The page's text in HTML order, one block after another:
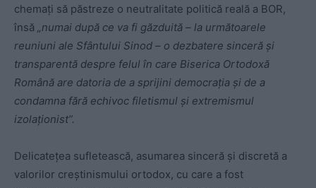
chemați să păstreze o neutralitate politică reală a BOR,
însă „numai după ce va fi găzduită – la următoarele
reuniuni ale Sfântului Sinod – o dezbatere sinceră și
transparentă despre felul în care Biserica Ortodoxă
Română are datoria de a sprijini democrația și de a
condamna fără echivoc filetismul și extremismul
izolaționist”.
Delicatețea sufletească, asumarea sinceră și discretă a
valorilor creștinismului ortodox, cu care a fost